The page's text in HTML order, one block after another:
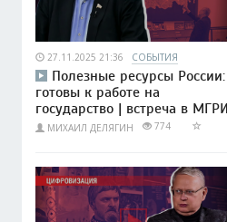
27.11.2025 21:36 СОБЫТИЯ
Полезные ресурсы России:
готовы к работе на
государство | встреча в МГРИ
МИХАИЛ ДЕЛЯГИН 774